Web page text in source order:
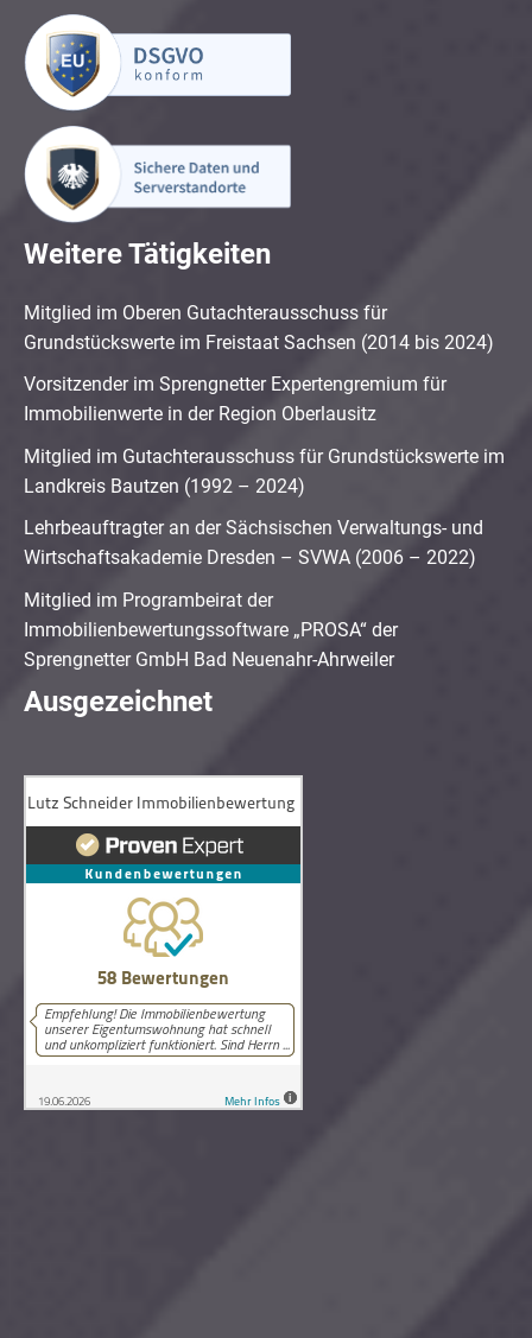
Weitere Tätigkeiten
Mitglied im Oberen Gutachterausschuss für
Grundstückswerte im Freistaat Sachsen (2014 bis 2024)
Vorsitzender im Sprengnetter Expertengremium für
Immobilienwerte in der Region Oberlausitz
Mitglied im Gutachterausschuss für Grundstückswerte im
Landkreis Bautzen (1992 – 2024)
Lehrbeauftragter an der Sächsischen Verwaltungs- und
Wirtschaftsakademie Dresden – SVWA (2006 – 2022)
Mitglied im Programbeirat der
Immobilienbewertungssoftware „PROSA“ der
Sprengnetter GmbH Bad Neuenahr-Ahrweiler
Ausgezeichnet